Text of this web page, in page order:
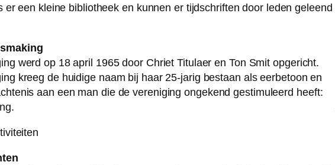
er een kleine bibliotheek en kunnen er tijdschriften door leden geleend
werd op 18 april 1965 door Chriet Titulaer en Ton Smit opgericht.
kreeg de huidige naam bij haar 25-jarig bestaan als eerbetoon en
aan een man die de vereniging ongekend gestimuleerd heeft: